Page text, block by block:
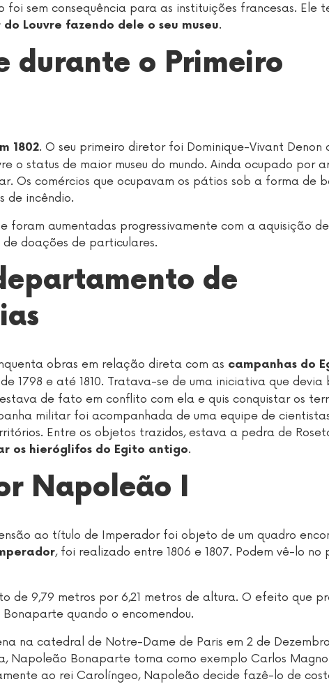
sem consequência para as instituições francesas. Ele
Louvre fazendo dele o seu museu.
durante o Primeiro
1802. O seu primeiro diretor foi Dominique-Vivant Denon
o status de maior museu do mundo. Ainda ocupado por
Os comércios que ocupavam os pátios sob a forma de
de incêndio.
aumentadas progressivamente com a aquisição
doações de particulares.
de
obras em relação direta com as campanhas do
1798 e até 1810. Tratava-se de uma iniciativa que devia
de fato em conflito com ela e quis conquistar os
militar foi acompanhada de uma equipe de
Entre os objetos trazidos, estava a pedra de
os hieróglifos do Egito antigo.
Napoleão I
ao título de Imperador foi objeto de um quadro
, foi realizado entre 1806 e 1807. Podem vê-lo no
de 9,79 metros por 6,21 metros de altura. O efeito que
quando o encomendou.
na catedral de Notre-Dame de Paris em 2 de
Napoleão Bonaparte toma como exemplo Carlos
ao rei Carolíngeo, Napoleão decide fazê-lo de